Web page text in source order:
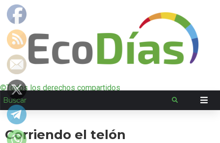
©Todos los derechos compartidos
Corriendo el telón